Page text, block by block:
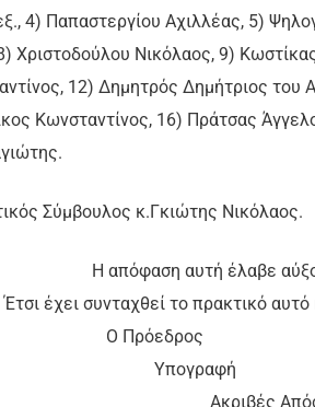
4) Παπαστεργίου Αχιλλέας, 5)
Χριστοδούλου Νικόλαος, 9)
12) Δημητρός Δημήτριος του
Κωνσταντίνος, 16) Πράτσας
Σύμβουλος κ.Γκιώτης Νικόλαος.
Η απόφαση αυτή έλαβε
Έτσι έχει συνταχθεί το πρακτικό
Ο
Υπογραφή
Ακριβές